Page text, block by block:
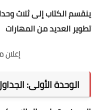
ينقسم الكتاب إلى ثلاث
تطوير العديد من المهارات
الوحدة الأولى: